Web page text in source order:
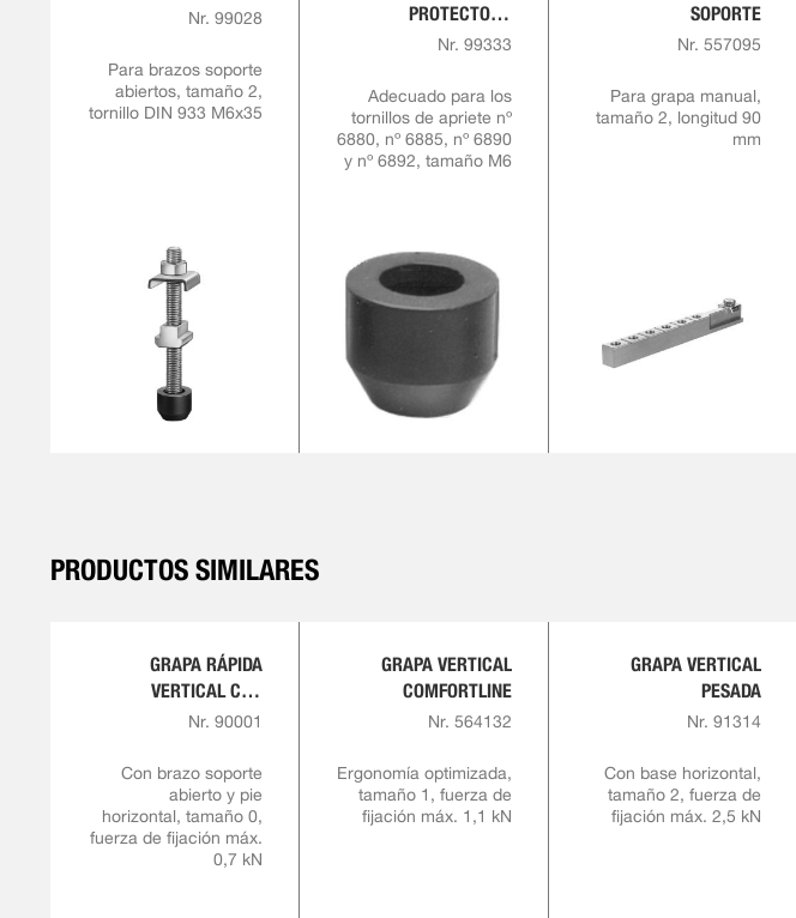
Nr. 99028
Para brazos soporte
abiertos, tamaño 2,
tornillo DIN 933 M6x35
PROTECTORA
FABRICADA DE GOMA
ACEITE
Nr. 99333
Adecuado para los
tornillos de apriete nº
6880, nº 6885, nº 6890
y nº 6892, tamaño M6
SOPORTE
Nr. 557095
Para grapa manual,
tamaño 2, longitud 90
mm
PRODUCTOS SIMILARES
GRAPA RÁPIDA
VERTICAL CON
EMPUÑADURA ROJA
Nr. 90001
Con brazo soporte
abierto y pie
horizontal, tamaño 0,
fuerza de fijación máx.
0,7 kN
GRAPA VERTICAL
COMFORTLINE
Nr. 564132
Ergonomía optimizada,
tamaño 1, fuerza de
fijación máx. 1,1 kN
GRAPA VERTICAL
PESADA
Nr. 91314
Con base horizontal,
tamaño 2, fuerza de
fijación máx. 2,5 kN